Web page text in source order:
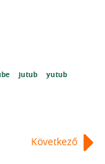
jutub yutub
Következő